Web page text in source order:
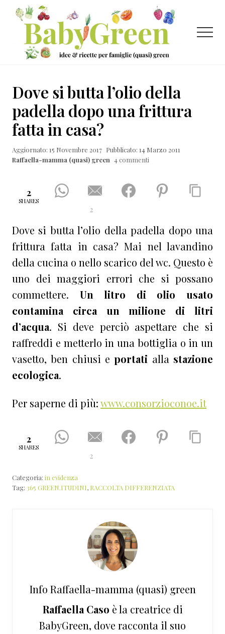
Menu
Passa
contenuto
principale
Passa
laterale
primaria
Passa
ricette
per
famiglie
(quasi)
green
Menu
Dove si butta l’olio della
padella dopo una frittura
fatta in casa?
Aggiornato: 15 Novembre 2017 Pubblicato: 14 Marzo 2011
Raffaella-mamma (quasi) green 4 commenti
2
SHARES
2
Dove si butta l’olio della padella dopo una
frittura fatta in casa? Mai nel lavandino
della cucina o nello scarico del wc. Questo è
uno dei maggiori errori che si possano
commettere. Un litro di olio usato
contamina circa un milione di litri
d’acqua. Si deve perciò aspettare che si
raffreddi e metterlo in una bottiglia o in un
vasetto, ben chiusi eportati alla stazione
ecologica.
Per saperne di più:www.consorzioconoe.it
2
SHARES
2
Categoria: in evidenza
Tag: 365 GREEN.ITUDINI, RACCOLTA DIFFERENZIATA
Info Raffaella-mamma (quasi) green
Raffaella Caso è la creatrice di
BabyGreen, dove racconta il suo